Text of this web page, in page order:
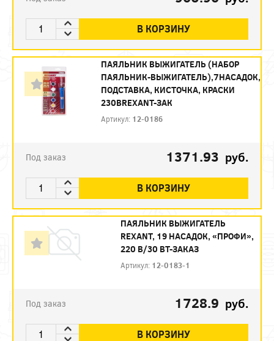
В КОРЗИНУ
ПАЯЛЬНИК ВЫЖИГАТЕЛЬ (НАБОР
ПАЯЛЬНИК-ВЫЖИГАТЕЛЬ),7НАСАДОК,
ПОДСТАВКА, КИСТОЧКА, КРАСКИ
230ВREXANT-ЗАК
Артикул: 12-0186
Под заказ 1371.93 руб.
В КОРЗИНУ
ПАЯЛЬНИК ВЫЖИГАТЕЛЬ
REXANT, 19 НАСАДОК, «ПРОФИ»,
220 В/30 ВТ-ЗАКАЗ
Артикул: 12-0183-1
Под заказ 1728.9 руб.
В КОРЗИНУ